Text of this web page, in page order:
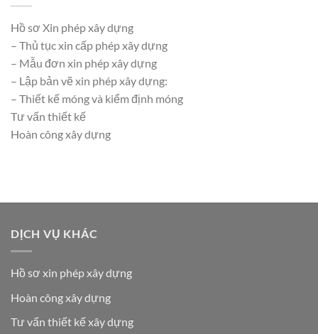
Hồ sơ Xin phép xây dựng
– Thủ tục xin cấp phép xây dựng
– Mẫu đơn xin phép xây dựng
– Lập bản vẽ xin phép xây dựng:
– Thiết kế móng và kiểm định móng
Tư vấn thiết kế
Hoàn công xây dựng
DỊCH VỤ KHÁC
Hồ sơ xin phép xây dựng
Hoàn công xây dựng
Tư vấn thiết kế xây dựng